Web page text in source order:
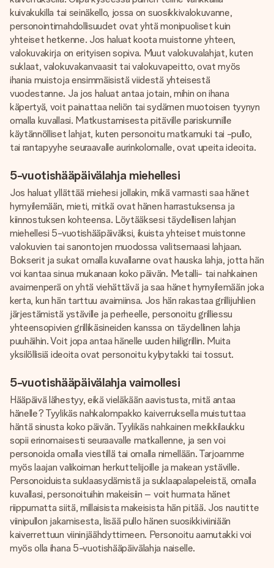
kuivakukilla tai seinäkello, jossa on suosikkivalokuvanne,
personointimahdollisuudet ovat yhtä monipuoliset kuin
yhteiset hetkenne. Jos haluat koota muistonne yhteen,
valokuvakirja on erityisen sopiva. Muut valokuvalahjat, kuten
suklaat, valokuvakanvaasit tai valokuvapeitto, ovat myös
ihania muistoja ensimmäisistä viidestä yhteisestä
vuodestanne. Ja jos haluat antaa jotain, mihin on ihana
käpertyä, voit painattaa neliön tai sydämen muotoisen tyynyn
omalla kuvallasi. Matkustamisesta pitäville pariskunnille
käytännölliset lahjat, kuten personoitu matkamuki tai -pullo,
tai rantapyyhe seuraavalle aurinkolomalle, ovat upeita ideoita.
5-vuotishääpäivälahja miehellesi
Jos haluat yllättää miehesi jollakin, mikä varmasti saa hänet
hymyilemään, mieti, mitkä ovat hänen harrastuksensa ja
kiinnostuksen kohteensa. Löytääksesi täydellisen lahjan
miehellesi 5-vuotishääpäiväksi, ikuista yhteiset muistonne
valokuvien tai sanontojen muodossa valitsemaasi lahjaan.
Bokserit ja sukat omalla kuvallanne ovat hauska lahja, jotta hän
voi kantaa sinua mukanaan koko päivän. Metalli- tai nahkainen
avaimenperä on yhtä viehättävä ja saa hänet hymyilemään joka
kerta, kun hän tarttuu avaimiinsa. Jos hän rakastaa grillijuhlien
järjestämistä ystäville ja perheelle, personoitu grilliessu
yhteensopivien grillikäsineiden kanssa on täydellinen lahja
puuhäihin. Voit jopa antaa hänelle uuden hiiligrillin. Muita
yksilöllisiä ideoita ovat personoitu kylpytakki tai tossut.
5-vuotishääpäivälahja vaimollesi
Hääpäivä lähestyy, eikä vieläkään aavistusta, mitä antaa
hänelle? Tyylikäs nahkalompakko kaiverruksella muistuttaa
häntä sinusta koko päivän. Tyylikäs nahkainen meikkilaukku
sopii erinomaisesti seuraavalle matkallenne, ja sen voi
personoida omalla viestillä tai omalla nimellään. Tarjoamme
myös laajan valikoiman herkuttelijoille ja makean ystäville.
Personoiduista suklaasydämistä ja suklaapalapeleistä, omalla
kuvallasi, personoituihin makeisiin – voit hurmata hänet
riippumatta siitä, millaisista makeisista hän pitää. Jos nautitte
viinipullon jakamisesta, lisää pullo hänen suosikkiviiniään
kaiverrettuun viininjäähdyttimeen. Personoitu aamutakki voi
myös olla ihana 5-vuotishääpäivälahja naiselle.